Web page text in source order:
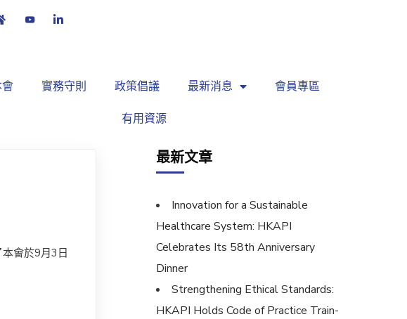
實務守則 政策倡議 最新消息 會員專區
有用資源
會於9月3日
最新文章
Innovation for a Sustainable
Healthcare System: HKAPI
Celebrates Its 58th Anniversary
Dinner
Strengthening Ethical Standards:
HKAPI Holds Code of Practice Train-